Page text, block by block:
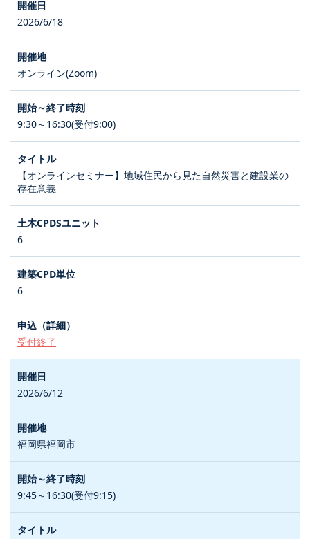
2026/6/18
オンライン(Zoom)
9:30～16:30(受付9:00)
【オンラインセミナー】地域住民から見た自然災害と建設業の
存在意義
6
6
受付終了
2026/6/12
福岡県福岡市
9:45～16:30(受付9:15)